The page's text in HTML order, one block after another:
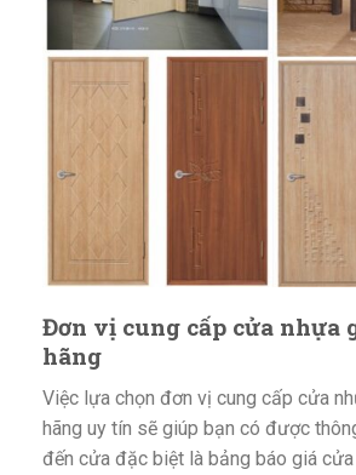
Đơn vị cung cấp cửa nhựa
hãng
Việc lựa chọn đơn vị cung cấp cửa
hãng uy tín sẽ giúp bạn có được
đến cửa đặc biệt là bảng báo giá